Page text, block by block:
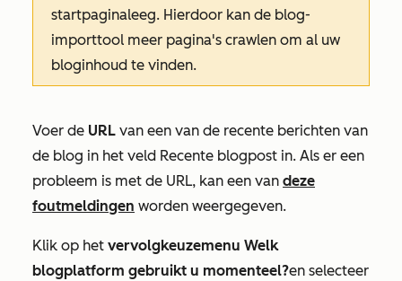
startpaginaleeg. Hierdoor kan de blog-
importtool meer pagina's crawlen om al uw
bloginhoud te vinden.
Voer de URL van een van de recente berichten van
de blog in het veld Recente blogpost in. Als er een
probleem is met de URL, kan een van deze
foutmeldingen worden weergegeven.
Klik op het vervolgkeuzemenu Welk
blogplatform gebruikt u momenteel?en selecteer